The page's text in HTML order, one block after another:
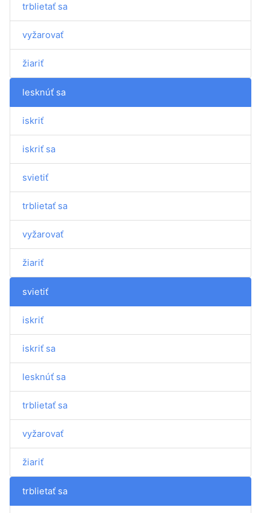
trblietať sa
vyžarovať
žiariť
lesknúť sa
iskriť
iskriť sa
svietiť
trblietať sa
vyžarovať
žiariť
svietiť
iskriť
iskriť sa
lesknúť sa
trblietať sa
vyžarovať
žiariť
trblietať sa